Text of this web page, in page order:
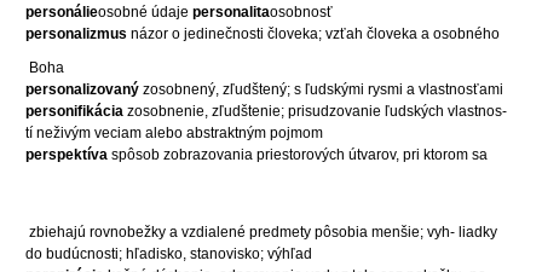
personálieosobné údaje personalitaosobnosť
personalizmus názor o jedinečnosti človeka; vzťah človeka a osobného
Boha
personalizovaný zosobnený, zľudštený; s ľudskými rysmi a vlastnosťami
personifikácia zosobnenie, zľudštenie; prisudzovanie ľudských vlastnos-
tí neživým veciam alebo abstraktným pojmom
perspektíva spôsob zobrazovania priestorových útvarov, pri ktorom sa
zbiehajú rovnobežky a vzdialené predmety pôsobia menšie; vyh- liadky
do budúcnosti; hľadisko, stanovisko; výhľad